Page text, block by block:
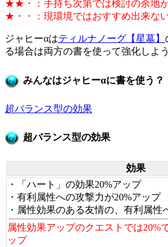
★★・：手持ち次第では検討の余地
★・・：現環境ではおすすめ出来な
ジャヒーαはティルナノーグ【星墓】
る場合は両方の書を使って強化しよう
みんなはジャヒーαに書を使う？
超バランス型の効果
超バランス型の効果
効果
・「ハート」の効果20%アップ
・有利属性への攻撃力が20%アップ
・属性効果のある友情の、有利属性
属性効果アップのクエストでは20%
ップ